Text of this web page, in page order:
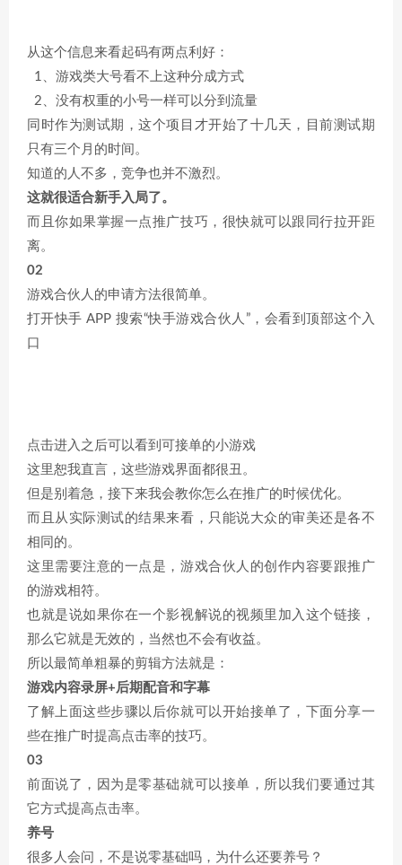
从这个信息来看起码有两点利好：
1、游戏类大号看不上这种分成方式
2、没有权重的小号一样可以分到流量
同时作为测试期，这个项目才开始了十几天，目前测试期
只有三个月的时间。
知道的人不多，竞争也并不激烈。
这就很适合新手入局了。
而且你如果掌握一点推广技巧，很快就可以跟同行拉开距
离。
02
游戏合伙人的申请方法很简单。
打开快手 APP 搜索“快手游戏合伙人”，会看到顶部这个入
口
点击进入之后可以看到可接单的小游戏
这里恕我直言，这些游戏界面都很丑。
但是别着急，接下来我会教你怎么在推广的时候优化。
而且从实际测试的结果来看，只能说大众的审美还是各不
相同的。
这里需要注意的一点是，游戏合伙人的创作内容要跟推广
的游戏相符。
也就是说如果你在一个影视解说的视频里加入这个链接，
那么它就是无效的，当然也不会有收益。
所以最简单粗暴的剪辑方法就是：
游戏内容录屏+后期配音和字幕
了解上面这些步骤以后你就可以开始接单了，下面分享一
些在推广时提高点击率的技巧。
03
前面说了，因为是零基础就可以接单，所以我们要通过其
它方式提高点击率。
养号
很多人会问，不是说零基础吗，为什么还要养号？